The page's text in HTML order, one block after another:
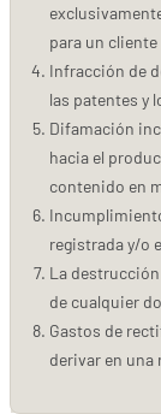
para un cliente
Infracción de
las patentes y
Difamación
hacia el
contenido en
registrada y/o
La
de cualquier
Gastos de
derivar en una